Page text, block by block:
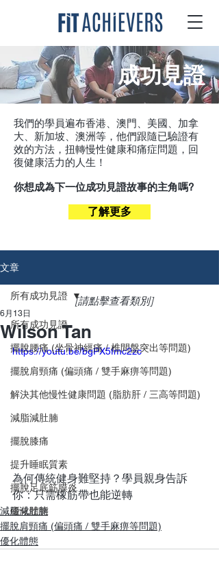
成功見證
我們的學員遍布香港、澳門、美國、加拿
大、新加坡、澳洲等，他們跟隨已驗證有
效的方法，扭轉慢性健康和痛症問題，回
復健康活力的人生！
你想成為下一位成功見證故事的主角嗎?
了解更多
文章
所有成功見證
擺脫腰痛 (坐骨神經痛 / 椎間盤突出等問題)
擺脫肩頸痛 (偏頭痛 / 雙手麻痹等問題)
解決其他慢性健康問題 (脂肪肝 / 三高等問題)
減脂減肚腩
擺脫膝痛
提升睡眠質素
擺脫足底筋膜炎
優化體態
所有成功見證
Wilson Tan
6月13日
https://youtu.be/bgPX5fmc2zc
為何傳統健身難堅持？學員親身告訴
你：只需橡筋帶也能逆轉
減脂減肚腩
擺脫肩頸痛 (偏頭痛 / 雙手麻痹等問題)
優化體態
[請點擊查看類別]